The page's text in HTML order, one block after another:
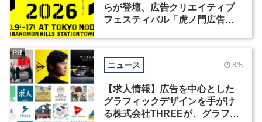
らが登壇、広告クリエイティブ
フェスティバル「虎ノ門広告
ニュース 8/5
【求人情報】広告を中心とした
グラフィックデザインを手がけ
る株式会社THREEが、グラフィ
PR